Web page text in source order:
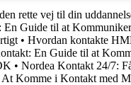
rette vej til din
Guide til at
• Hvordan kontakte
En Guide til at
• Nordea Kontakt 24/7:
Komme i Kontakt med